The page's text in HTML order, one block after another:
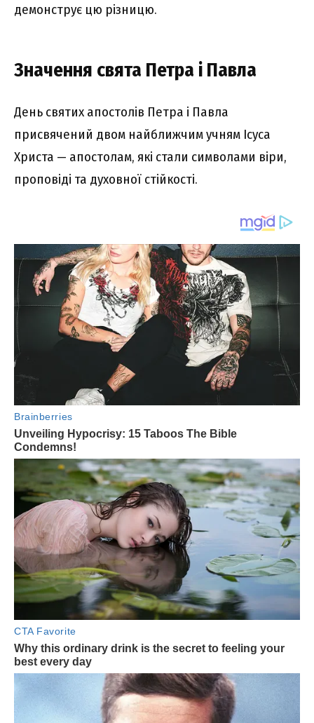
демонструє цю різницю.
Значення свята Петра і Павла
День святих апостолів Петра і Павла
присвячений двом найближчим учням Ісуса
Христа — апостолам, які стали символами віри,
проповіді та духовної стійкості.